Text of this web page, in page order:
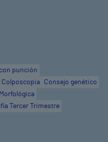
punción
Colposcopia
Consejo genético
Tercer Trimestre